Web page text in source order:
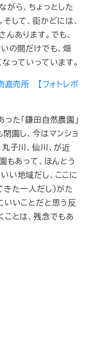
がら、ちょっとした
して、街かどには、
あります。でも、
の間だけでも、畑
っていっています。
直売所 【フォトレポ
た「鎌田自然農園」
閉園し、今はマンショ
子川、仙川、が近
もあって、ほんとう
い地域だし、ここに
た一人だし）がた
いいことだと思う反
ことは、残念でもあ